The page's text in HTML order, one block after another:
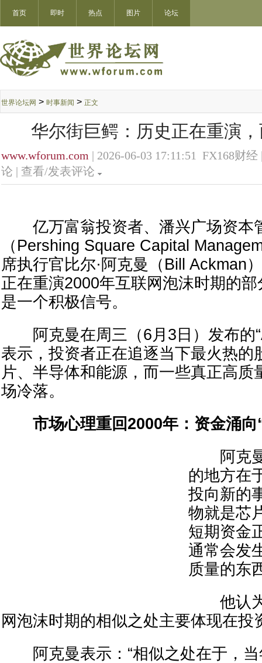
首页 即时 热点 图片 论坛
世界论坛网 > 时事新闻 > 正文
华尔街巨鳄：历史正在重演
www.wforum.com | 2026-06-03 17:11:51 FX168财
论 | 查看/发表评论
亿万富翁投资者、潘兴广场资本
（Pershing Square Capital
席执行官比尔·阿克曼（Bill Ackman
正在重演2000年互联网泡沫时期的
是一个积极信号。
阿克曼在周三（6月3日）发布的
表示，投资者正在追逐当下最火热的
片、半导体和能源，而一些真正高质
场冷落。
市场心理重回2000年：资金涌向
阿克曼
的地方在
投向新的
物就是芯
短期资金
通常会发
质量的东
他认为
网泡沫时期的相似之处主要体现在投
阿克曼表示：“相似之处在于，当